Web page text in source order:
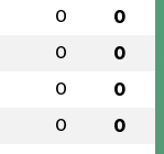
0 0
0 0
0 0
0 0